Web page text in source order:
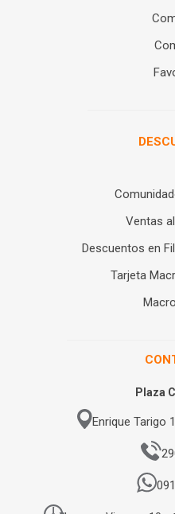
Ventas
Descuentos en
Tarjeta
Plaza
Enrique Tarigo